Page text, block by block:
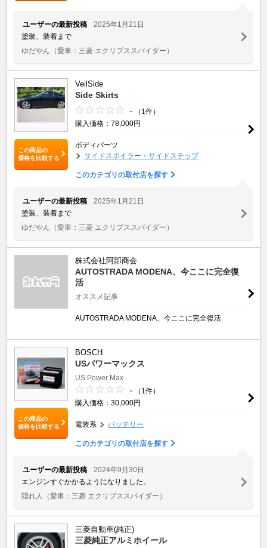
ユーザーの最新投稿
2025年1月21日
塗装、装着まで
ゆだやん （愛車：三菱 エクリプススパイダー）
この商品の
価格を比較する
VeilSide
Side Skirts
-
（1件）
購入価格：78,000円
ボディパーツ
サイドスポイラー・サイドステップ
このカテゴリの取付店を探す
ユーザーの最新投稿
2025年1月21日
塗装、装着まで
ゆだやん （愛車：三菱 エクリプススパイダー）
株式会社阿部商会
AUTOSTRADA MODENA、今ここに完全復
活
オススメ記事
AUTOSTRADA MODENA、今ここに完全復活
この商品の
価格を比較する
BOSCH
USパワーマックス
US Power Max
-
（1件）
購入価格：30,000円
電装系 バッテリー
このカテゴリの取付店を探す
ユーザーの最新投稿
2024年9月30日
エンジンすぐかかるようになりました。
隠れ人
（愛車：三菱 エクリプススパイダー）
三菱自動車(純正)
三菱純正アルミホイール